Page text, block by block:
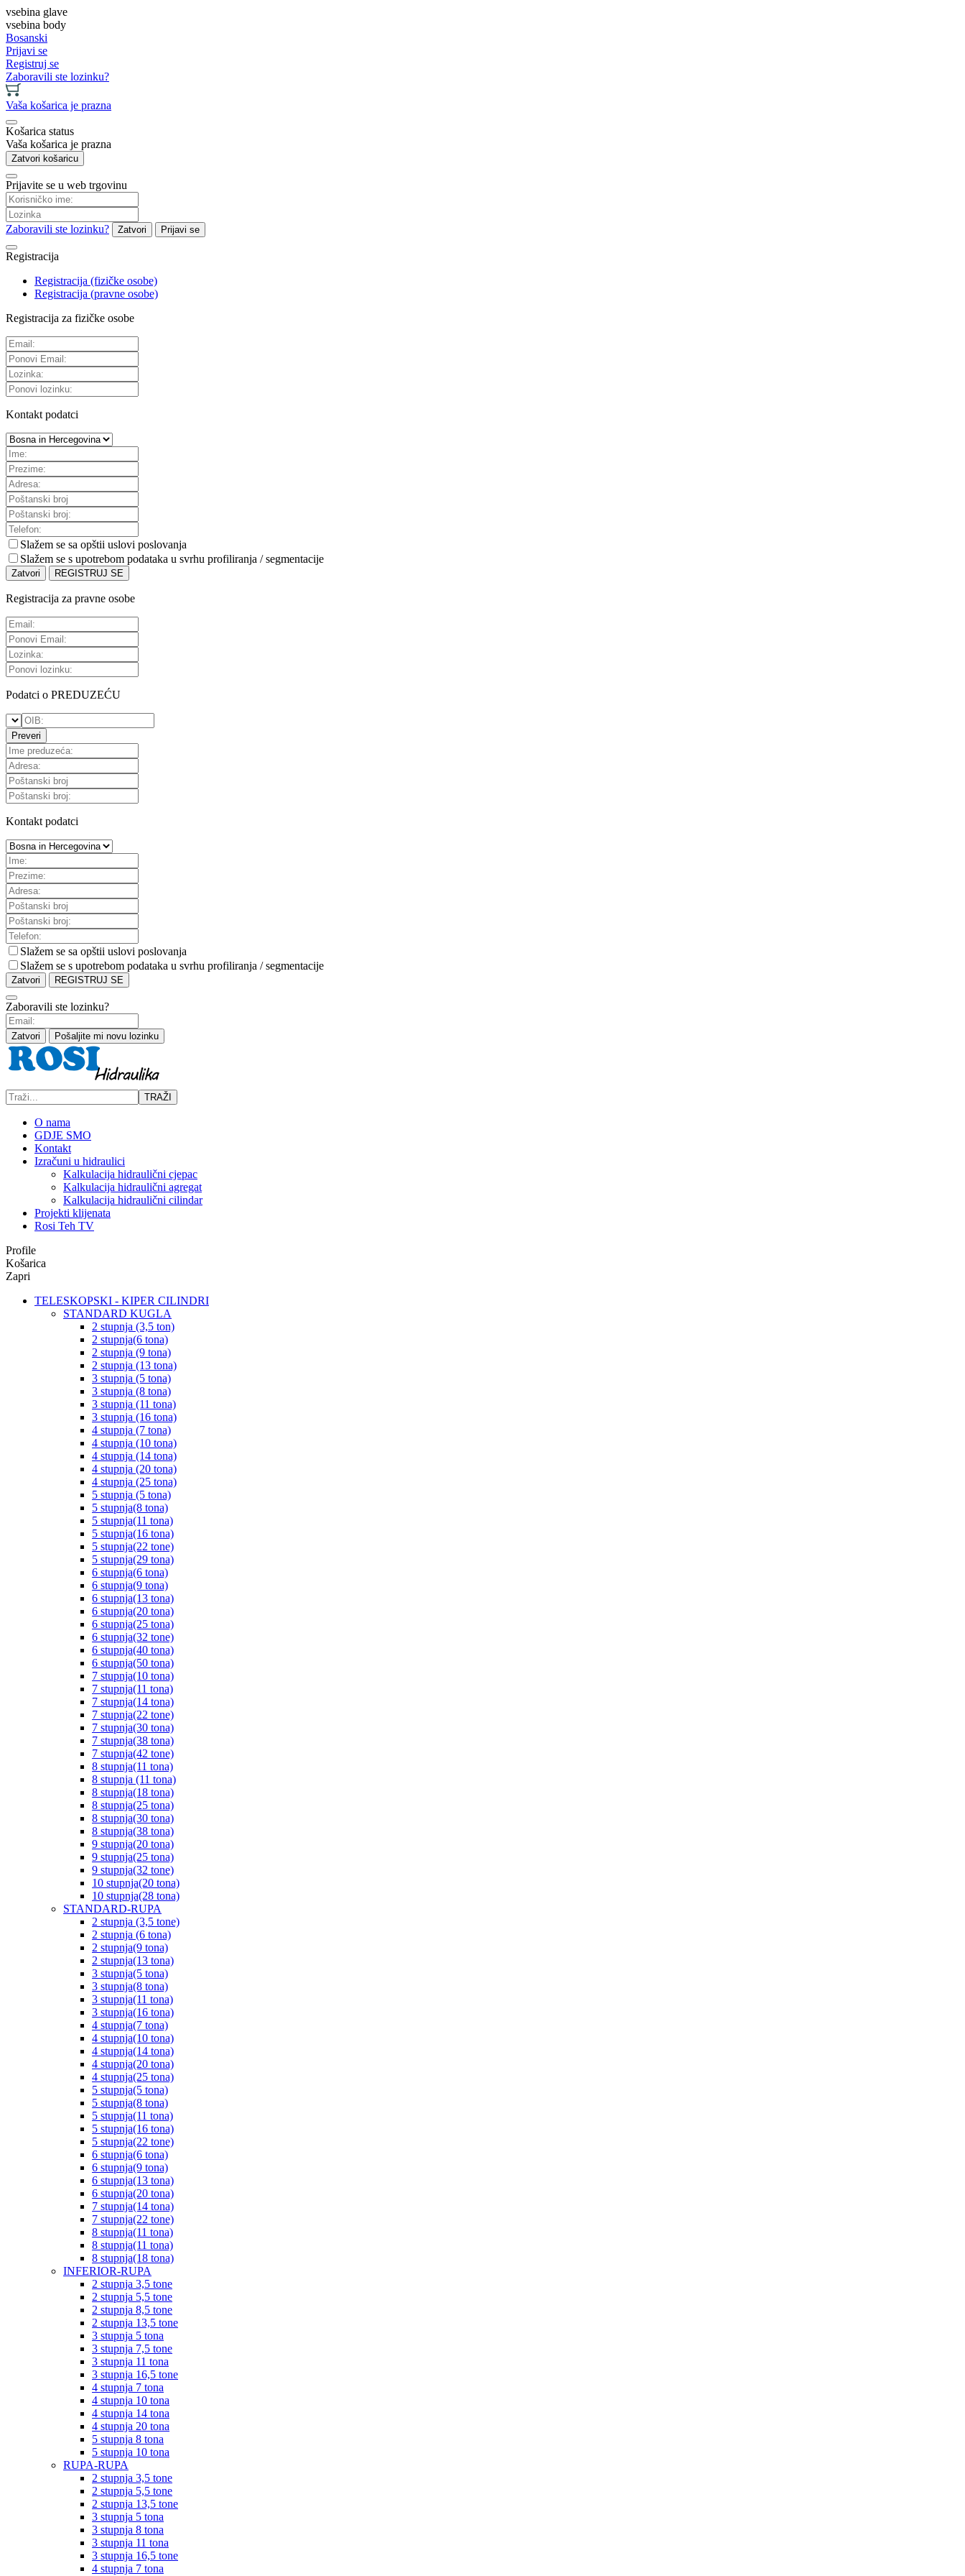
vsebina glave
vsebina body
Bosanski
Prijavi se
Registruj se
Zaboravili ste lozinku?
Vaša košarica je prazna
Košarica status
Vaša košarica je prazna
Zatvori košaricu
Prijavite se u web trgovinu
Zaboravili ste lozinku? Zatvori Prijavi se
Registracija
Registracija (fizičke osobe)
Registracija (pravne osobe)
Registracija za fizičke osobe
Kontakt podatci
Slažem se sa opštii uslovi poslovanja
Slažem se s upotrebom podataka u svrhu profiliranja / segmentacije
Zatvori REGISTRUJ SE
Registracija za pravne osobe
Podatci o PREDUZEĆU
Preveri
Kontakt podatci
Slažem se sa opštii uslovi poslovanja
Slažem se s upotrebom podataka u svrhu profiliranja / segmentacije
Zatvori REGISTRUJ SE
Zaboravili ste lozinku?
Zatvori Pošaljite mi novu lozinku
TRAŽI
O nama
GDJE SMO
Kontakt
Izračuni u hidraulici
Kalkulacija hidraulični cjepac
Kalkulacija hidraulični agregat
Kalkulacija hidraulični cilindar
Projekti klijenata
Rosi Teh TV
Profile
Košarica
Zapri
TELESKOPSKI - KIPER CILINDRI
STANDARD KUGLA
2 stupnja (3,5 ton)
2 stupnja(6 tona)
2 stupnja (9 tona)
2 stupnja (13 tona)
3 stupnja (5 tona)
3 stupnja (8 tona)
3 stupnja (11 tona)
3 stupnja (16 tona)
4 stupnja (7 tona)
4 stupnja (10 tona)
4 stupnja (14 tona)
4 stupnja (20 tona)
4 stupnja (25 tona)
5 stupnja (5 tona)
5 stupnja(8 tona)
5 stupnja(11 tona)
5 stupnja(16 tona)
5 stupnja(22 tone)
5 stupnja(29 tona)
6 stupnja(6 tona)
6 stupnja(9 tona)
6 stupnja(13 tona)
6 stupnja(20 tona)
6 stupnja(25 tona)
6 stupnja(32 tone)
6 stupnja(40 tona)
6 stupnja(50 tona)
7 stupnja(10 tona)
7 stupnja(11 tona)
7 stupnja(14 tona)
7 stupnja(22 tone)
7 stupnja(30 tona)
7 stupnja(38 tona)
7 stupnja(42 tone)
8 stupnja(11 tona)
8 stupnja (11 tona)
8 stupnja(18 tona)
8 stupnja(25 tona)
8 stupnja(30 tona)
8 stupnja(38 tona)
9 stupnja(20 tona)
9 stupnja(25 tona)
9 stupnja(32 tone)
10 stupnja(20 tona)
10 stupnja(28 tona)
STANDARD-RUPA
2 stupnja (3,5 tone)
2 stupnja (6 tona)
2 stupnja(9 tona)
2 stupnja(13 tona)
3 stupnja(5 tona)
3 stupnja(8 tona)
3 stupnja(11 tona)
3 stupnja(16 tona)
4 stupnja(7 tona)
4 stupnja(10 tona)
4 stupnja(14 tona)
4 stupnja(20 tona)
4 stupnja(25 tona)
5 stupnja(5 tona)
5 stupnja(8 tona)
5 stupnja(11 tona)
5 stupnja(16 tona)
5 stupnja(22 tone)
6 stupnja(6 tona)
6 stupnja(9 tona)
6 stupnja(13 tona)
6 stupnja(20 tona)
7 stupnja(14 tona)
7 stupnja(22 tone)
8 stupnja(11 tona)
8 stupnja(11 tona)
8 stupnja(18 tona)
INFERIOR-RUPA
2 stupnja 3,5 tone
2 stupnja 5,5 tone
2 stupnja 8,5 tone
2 stupnja 13,5 tone
3 stupnja 5 tona
3 stupnja 7,5 tone
3 stupnja 11 tona
3 stupnja 16,5 tone
4 stupnja 7 tona
4 stupnja 10 tona
4 stupnja 14 tona
4 stupnja 20 tona
5 stupnja 8 tona
5 stupnja 10 tona
RUPA-RUPA
2 stupnja 3,5 tone
2 stupnja 5,5 tone
2 stupnja 13,5 tone
3 stupnja 5 tona
3 stupnja 8 tona
3 stupnja 11 tona
3 stupnja 16,5 tone
4 stupnja 7 tona